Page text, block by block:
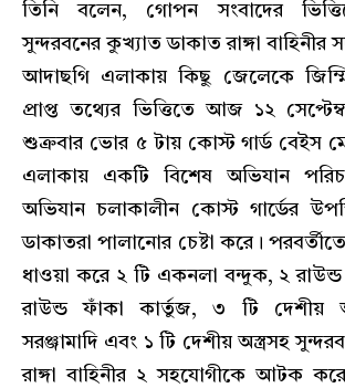
তিনি বলেন, গোপন সংবাদের
সুন্দরবনের কুখ্যাত ডাকাত রাঙ্গা বাহিনীর
আদাছগি এলাকায় কিছু জেলেকে
প্রাপ্ত তথ্যের ভিত্তিতে আজ ১২
শুক্রবার ভোর ৫ টায় কোস্ট গার্ড বেইস
এলাকায় একটি বিশেষ অভিযান
অভিযান চলাকালীন কোস্ট গার্ডের
ডাকাতরা পালানোর চেষ্টা করে।
ধাওয়া করে ২ টি একনলা বন্দুক, ২
রাউন্ড ফাঁকা কার্তুজ, ৩ টি দেশীয়
সরঞ্জামাদি এবং ১ টি দেশীয় অস্ত্রসহ
রাঙ্গা বাহিনীর ২ সহযোগীকে আটক